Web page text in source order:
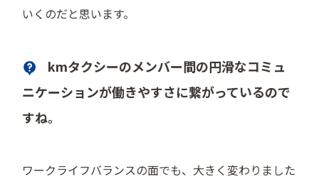
いくのだと思います。
kmタクシーのメンバー間の円滑なコミュ
ニケーションが働きやすさに繋がっているので
すね。
ワークライフバランスの面でも、大きく変わりました